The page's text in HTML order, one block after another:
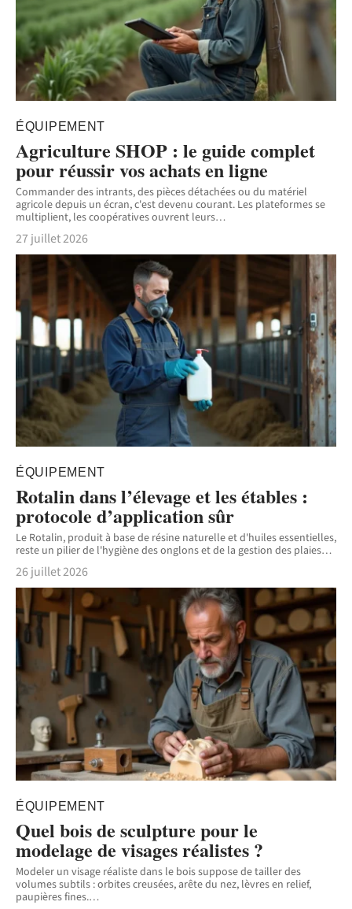
ÉQUIPEMENT
Agriculture SHOP : le guide complet
pour réussir vos achats en ligne
Commander des intrants, des pièces détachées ou du matériel
agricole depuis un écran, c'est devenu courant. Les plateformes se
multiplient, les coopératives ouvrent leurs…
27 juillet 2026
ÉQUIPEMENT
Rotalin dans l’élevage et les étables :
protocole d’application sûr
Le Rotalin, produit à base de résine naturelle et d'huiles essentielles,
reste un pilier de l'hygiène des onglons et de la gestion des plaies…
26 juillet 2026
ÉQUIPEMENT
Quel bois de sculpture pour le
modelage de visages réalistes ?
Modeler un visage réaliste dans le bois suppose de tailler des
volumes subtils : orbites creusées, arête du nez, lèvres en relief,
paupières fines.…